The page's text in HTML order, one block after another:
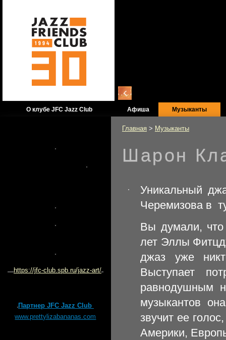
О клубе JFC Jazz Club Афиша Музыканты
https://jfc-club.spb.ru/jazz-art/
Партнер JFC Jazz Club
www.prettylizabananas.com
Главная > Музыканты
Шарон
Уникальный
Черемизова в
Вы думали, что
лет Эллы
джаз уже
Выступает
равнодушным
музыкантов
звучит ее
Америки,